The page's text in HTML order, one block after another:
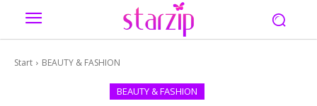
Start BEAUTY & FASHION
BEAUTY & FASHION